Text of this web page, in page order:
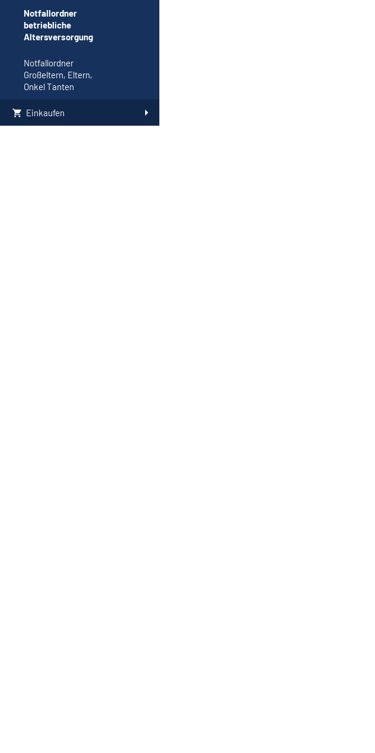
Notfallordner
betriebliche
Altersversorgung
Notfallordner
Großeltern, Eltern,
Onkel Tanten
Einkaufen